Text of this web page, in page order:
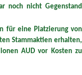
noch nicht Gegenstand
für eine Platzierung von
Stammaktien erhalten,
AUD vor Kosten zu